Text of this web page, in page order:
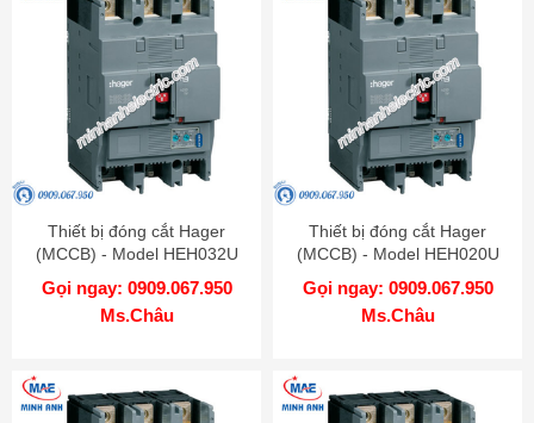
Thiết bị đóng cắt Hager
(MCCB) - Model HEH032U
Gọi ngay: 0909.067.950
Ms.Châu
Thiết bị đóng cắt Hager
(MCCB) - Model HEH020U
Gọi ngay: 0909.067.950
Ms.Châu